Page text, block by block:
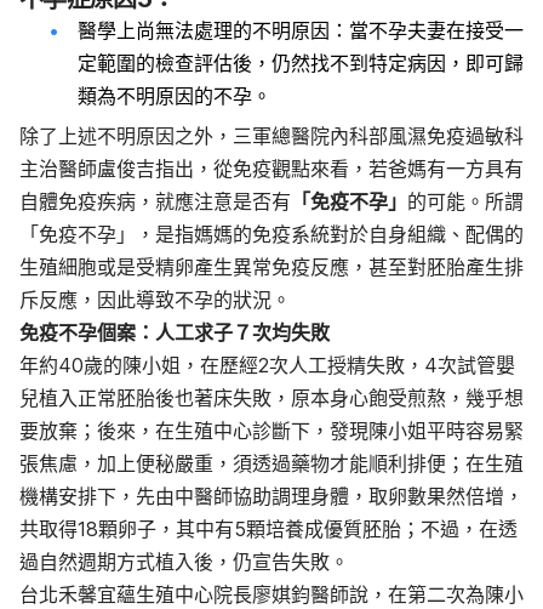
醫學上尚無法處理的不明原因：當不孕夫妻在接受一
定範圍的檢查評估後，仍然找不到特定病因，即可歸
類為不明原因的不孕。
除了上述不明原因之外，三軍總醫院內科部風濕免疫過敏科
主治醫師盧俊吉指出，從免疫觀點來看，若爸媽有一方具有
自體免疫疾病，就應注意是否有 「免疫不孕」 的可能。所謂
「免疫不孕」，是指媽媽的免疫系統對於自身組織、配偶的
生殖細胞或是受精卵產生異常免疫反應，甚至對胚胎產生排
斥反應，因此導致不孕的狀況。
免疫不孕個案：人工求子７次均失敗
年約40歲的陳小姐，在歷經2次人工授精失敗，4次試管嬰
兒植入正常胚胎後也著床失敗，原本身心飽受煎熬，幾乎想
要放棄；後來，在生殖中心診斷下，發現陳小姐平時容易緊
張焦慮，加上便秘嚴重，須透過藥物才能順利排便；在生殖
機構安排下，先由中醫師協助調理身體，取卵數果然倍增，
共取得18顆卵子，其中有5顆培養成優質胚胎；不過，在透
過自然週期方式植入後，仍宣告失敗。
台北禾馨宜蘊生殖中心院長廖娸鈞醫師說，在第二次為陳小